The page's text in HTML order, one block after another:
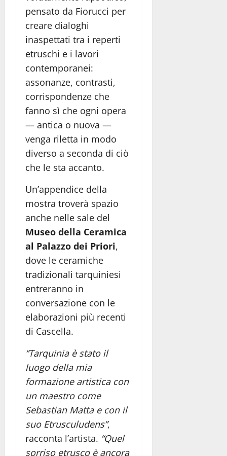
pensato da Fiorucci per
creare dialoghi
inaspettati tra i reperti
etruschi e i lavori
contemporanei:
assonanze, contrasti,
corrispondenze che
fanno sì che ogni opera
— antica o nuova —
venga riletta in modo
diverso a seconda di ciò
che le sta accanto.
Un’appendice della
mostra troverà spazio
anche nelle sale del
Museo della Ceramica
al Palazzo dei Priori,
dove le ceramiche
tradizionali tarquiniesi
entreranno in
conversazione con le
elaborazioni più recenti
di Cascella.
“Tarquinia è stato il
luogo della mia
formazione artistica con
un maestro come
Sebastian Matta e con il
suo Etrusculudens”,
racconta l’artista. “Quel
sorriso etrusco è ancora